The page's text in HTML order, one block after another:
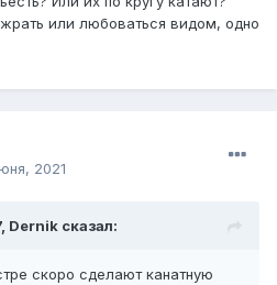
или любоваться видом, одно
2021
Dernik сказал:
скоро сделают канатную